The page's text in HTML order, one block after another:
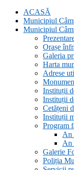
ACASĂ
Municipiul
Municipiul
Orașe
Galeria
Harta
Adrese
Instituții
Instituții
Cetățeni
Instituții
Program
An
An
Galerie
Poliția